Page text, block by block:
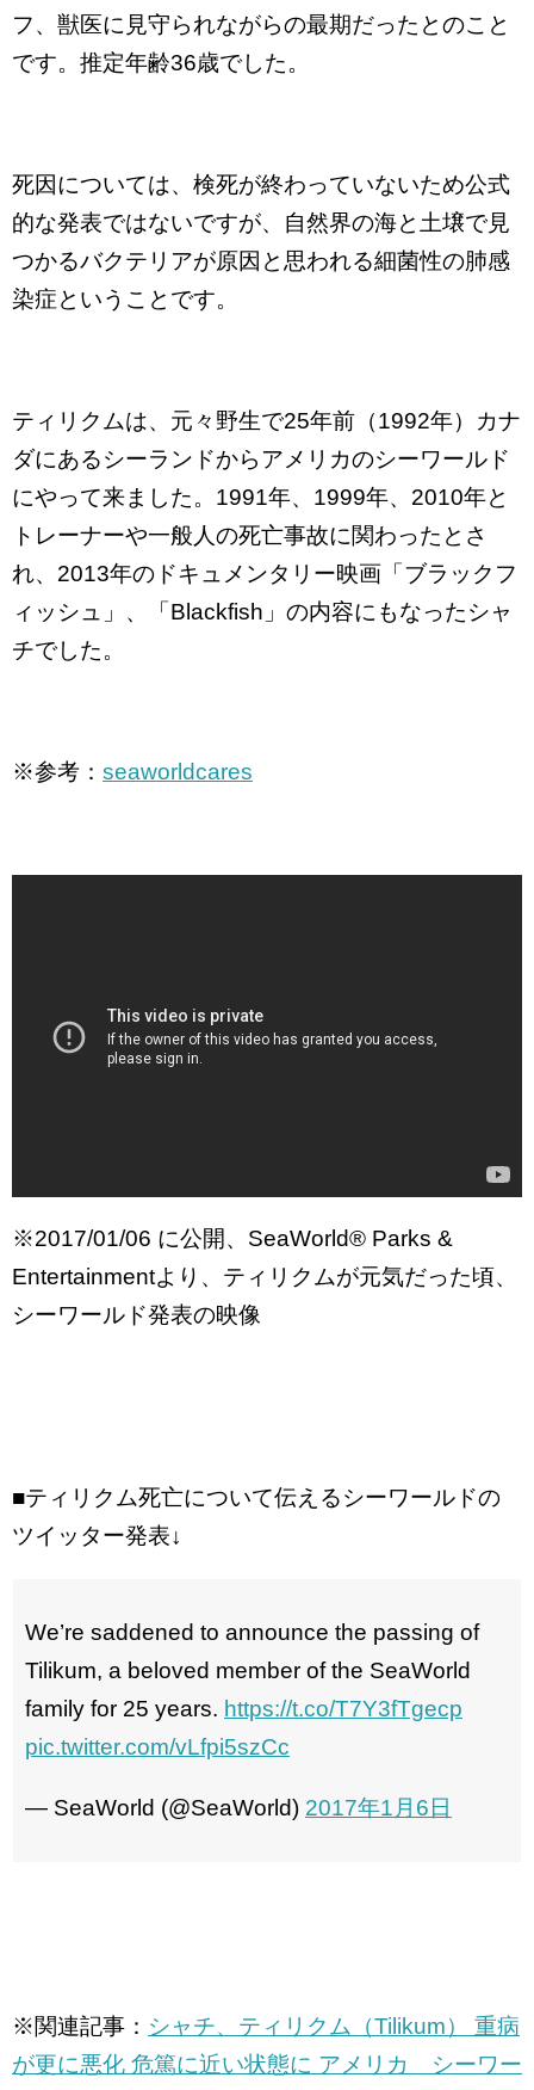
フ、獣医に見守られながらの最期だったとのこと
です。推定年齢36歳でした。
死因については、検死が終わっていないため公式
的な発表ではないですが、自然界の海と土壌で見
つかるバクテリアが原因と思われる細菌性の肺感
染症ということです。
ティリクムは、元々野生で25年前（1992年）カナ
ダにあるシーランドからアメリカのシーワールド
にやって来ました。1991年、1999年、2010年と
トレーナーや一般人の死亡事故に関わったとさ
れ、2013年のドキュメンタリー映画「ブラックフ
ィッシュ」、「Blackfish」の内容にもなったシャ
チでした。
※参考： seaworldcares
※2017/01/06 に公開、SeaWorld® Parks &
Entertainmentより、ティリクムが元気だった頃、
シーワールド発表の映像
■ティリクム死亡について伝えるシーワールドの
ツイッター発表↓
We’re saddened to announce the passing of
Tilikum, a beloved member of the SeaWorld
family for 25 years. https://t.co/T7Y3fTgecp
pic.twitter.com/vLfpi5szCc
— SeaWorld (@SeaWorld) 2017年1月6日
※関連記事： シャチ、ティリクム（Tilikum） 重病
が更に悪化 危篤に近い状態に アメリカ シーワー